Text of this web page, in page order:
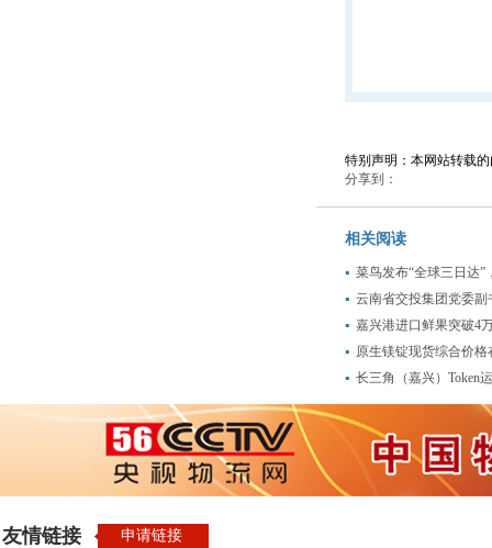
特别声明：本网站转载
分享到：
相关阅读
菜鸟发布“全球三日达”
云南省交投集团党委
嘉兴港进口鲜果突破4
原生镁锭现货综合价格
长三角（嘉兴）Token
友情链接 申请链接